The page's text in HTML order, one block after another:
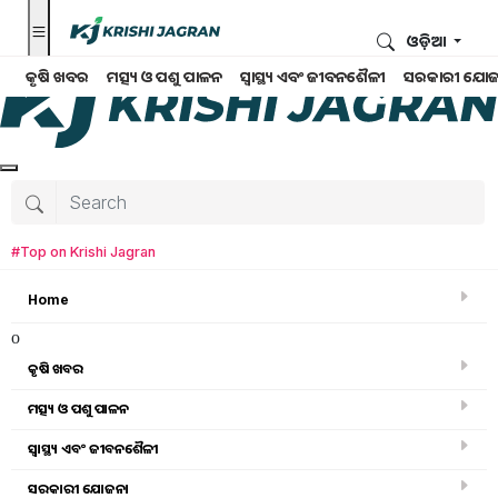
କୃଷି ଖବର ମତ୍ସ୍ୟ ଓ ପଶୁ ପାଳନ ସ୍ୱାସ୍ଥ୍ୟ ଏବଂ ଜୀବନଶୈଳୀ ସରକାରୀ
ଓଡ଼ିଆ
#Top on Krishi Jagran
Home
o
କୃଷି ଖବର
ମତ୍ସ୍ୟ ଓ ପଶୁ ପାଳନ
ସ୍ୱାସ୍ଥ୍ୟ ଏବଂ ଜୀବନଶୈଳୀ
ସରକାରୀ ଯୋଜନା
ସ୍ୱାସ୍ଥ୍ୟ ଏବଂ ଜୀବନଶୈଳୀ